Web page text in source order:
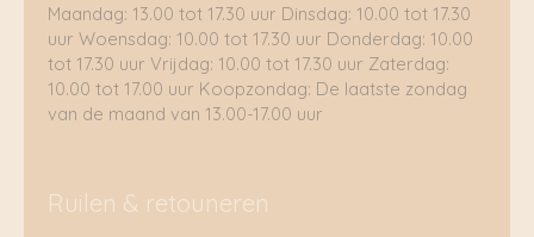
Maandag: 13.00 tot 17.30 uur Dinsdag: 10.00 tot 17.30
uur Woensdag: 10.00 tot 17.30 uur Donderdag: 10.00
tot 17.30 uur Vrijdag: 10.00 tot 17.30 uur Zaterdag:
10.00 tot 17.00 uur Koopzondag: De laatste zondag
van de maand van 13.00-17.00 uur
Ruilen & retouneren